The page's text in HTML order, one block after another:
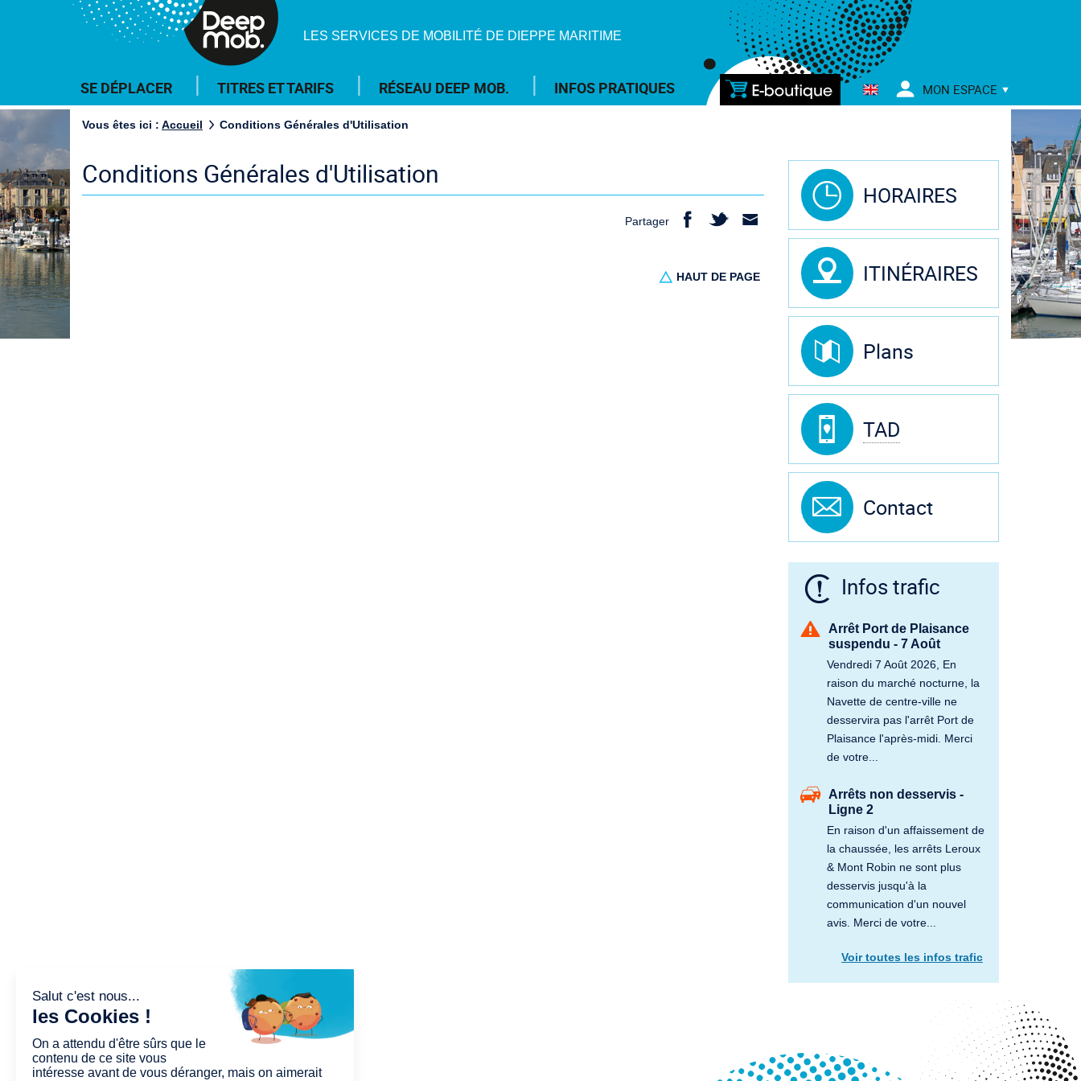
LES SERVICES DE MOBILITÉ DE DIEPPE MARITIME
Menu
SE DÉPLACER TITRES ET TARIFS RÉSEAU DEEP MOB. INFOS PRATIQUES
E-
MON ESPACE
Vous êtes ici : Accueil Conditions Générales d'Utilisation
Conditions Générales d'Utilisation
Partager
HAUT DE PAGE
HORAIRES
ITINÉRAIRES
Plans
TAD
Contact
Infos trafic
Arrêt Port de Plaisance
suspendu - 7 Août
Vendredi 7 Août 2026, En
raison du marché nocturne, la
Navette de centre-ville ne
desservira pas l'arrêt Port de
Plaisance l'après-midi. Merci
de votre...
Arrêts non desservis -
Ligne 2
En raison d'un affaissement de
la chaussée, les arrêts Leroux
& Mont Robin ne sont plus
desservis jusqu'à la
communication d'un nouvel
avis. Merci de votre...
Voir toutes les infos trafic